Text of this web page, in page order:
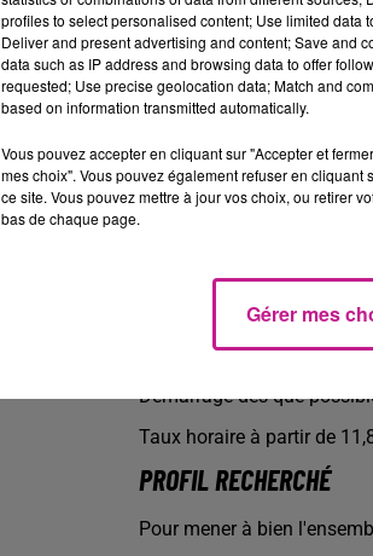
Tenir à jour les
2. RECEPTIONNER les
Accueillir les
Vérifier la
Réaliser les
Signaler toute
Assurer la
informatisés prévus
Participer à la mise
consignes de sécurité
Démarrage dès que
Taux horaire à partir de
PROFIL RECHERCHÉ
Pour mener à bien
profiles to select personalised content; Use limited data
Deliver and present advertising and content; Save and
data such as IP address and browsing data to offer
requested; Use precise geolocation data; Match and
based on information transmitted automatically.
Vous pouvez accepter en cliquant sur "Accepter et
mes choix". Vous pouvez également refuser en
ce site. Vous pouvez mettre à jour vos choix, ou retirer
bas de chaque page.
Gérer mes